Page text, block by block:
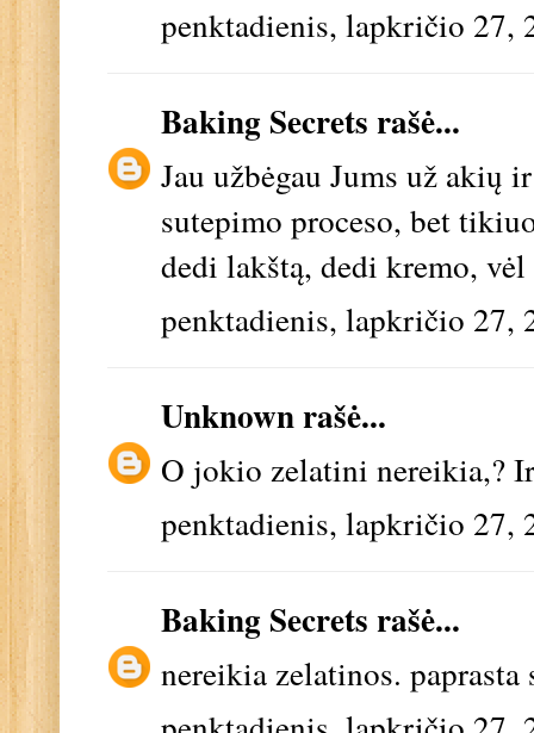
penktadienis, lapkričio 27,
Baking Secrets rašė...
Jau užbėgau Jums už akių
sutepimo proceso, bet
dedi lakštą, dedi kremo,
penktadienis, lapkričio 27,
Unknownrašė...
O jokio zelatini nereikia,?
penktadienis, lapkričio 27,
Baking Secrets rašė...
nereikia zelatinos.